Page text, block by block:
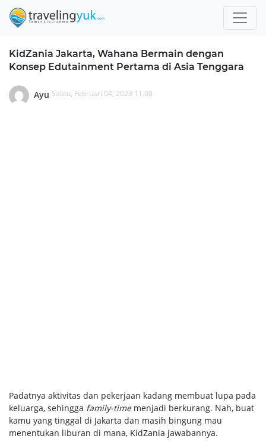
KidZania Jakarta, Wahana Bermain dengan
Konsep Edutainment Pertama di Asia Tenggara
Ayu Sabtu, Februari 04, 2023 11.00
Padatnya aktivitas dan pekerjaan kadang membuat lupa pada
keluarga, sehingga family-timemenjadi berkurang. Nah, buat
kamu yang tinggal di Jakarta dan masih bingung mau
menentukan liburan di mana, KidZania jawabannya.